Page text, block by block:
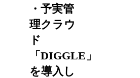
・予実管
理クラウ
ド
「DIGGLE」
を導入し